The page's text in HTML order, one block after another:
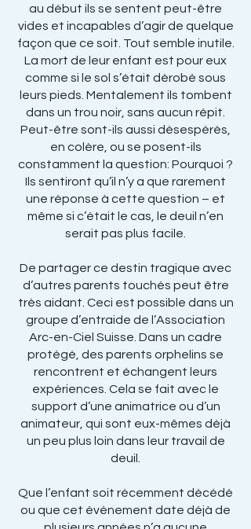
au début ils se sentent peut-être
vides et incapables d’agir de quelque
façon que ce soit. Tout semble inutile.
La mort de leur enfant est pour eux
comme si le sol s’était dérobé sous
leurs pieds. Mentalement ils tombent
dans un trou noir, sans aucun répit.
Peut-être sont-ils aussi désespérés,
en colère, ou se posent-ils
constamment la question: Pourquoi ?
Ils sentiront qu’il n’y a que rarement
une réponse à cette question – et
même si c’était le cas, le deuil n’en
serait pas plus facile.
De partager ce destin tragique avec
d’autres parents touchés peut être
très aidant. Ceci est possible dans un
groupe d’entraide de l’Association
Arc-en-Ciel Suisse. Dans un cadre
protégé, des parents orphelins se
rencontrent et échangent leurs
expériences. Cela se fait avec le
support d’une animatrice ou d’un
animateur, qui sont eux-mêmes déjà
un peu plus loin dans leur travail de
deuil.
Que l’enfant soit récemment décédé
ou que cet événement date déjà de